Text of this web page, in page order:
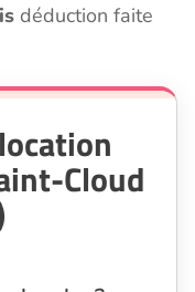
déduction faite
Cloud